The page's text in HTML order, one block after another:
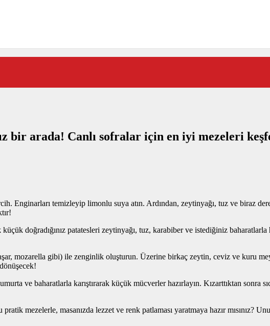
bir arada! Canlı sofralar için en iyi mezeleri
Enginarları temizleyip limonlu suya atın. Ardından, zeytinyağı, tuz ve biraz
doğradığınız patatesleri zeytinyağı, tuz, karabiber ve istediğiniz baharatlarla
mozarella gibi) ile zenginlik oluşturun. Üzerine birkaç zeytin, ceviz ve kuru
ve baharatlarla karıştırarak küçük mücverler hazırlayın. Kızarttıktan sonra
mezelerle, masanızda lezzet ve renk patlaması yaratmaya hazır mısınız?